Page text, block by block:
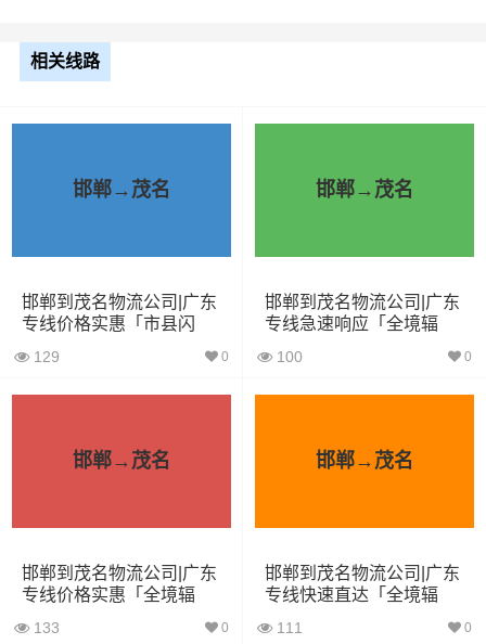
备注
根据货物类型选择合适车型
方）
装载重量
吨 ）
小面包
包车
6立方 2.4×1.6×1.9
微型货
车
6立方 1.2吨 2×1.8×2.2
相关线路
邯郸→茂名
邯郸到茂名物流公司|广东
专线价格实惠「市县闪
129 0
邯郸→茂名
邯郸到茂名物流公司|广东
专线急速响应「全境辐
100 0
邯郸→茂名
邯郸到茂名物流公司|广东
专线价格实惠「全境辐
133 0
邯郸→茂名
邯郸到茂名物流公司|广东
专线快速直达「全境辐
111 0